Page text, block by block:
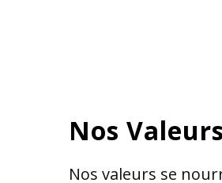
Nos Valeurs
Nos valeurs se